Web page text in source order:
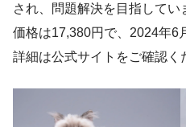
され、問題解決を目指してい
価格は17,380円で、2024年6
詳細は公式サイトをご確認く